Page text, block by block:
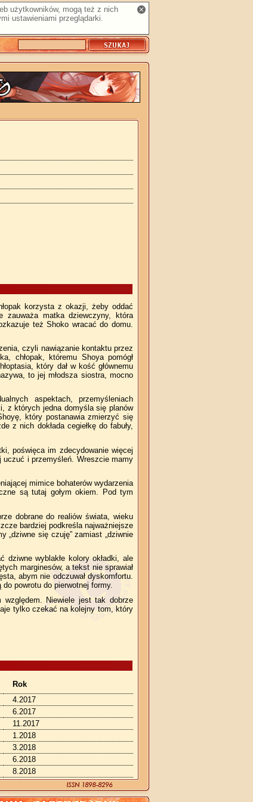
użytkowników, mogą też z nich
ustawieniami przeglądarki.
korzysta z okazji, żeby oddać
zauważa matka dziewczyny, która
też Shoko wracać do domu.
czyli nawiązanie kontaktu przez
chłopak, któremu Shoya pomógł
który dał w kość głównemu
to jej młodsza siostra, mocno
aspektach, przemyśleniach
z których jedna domyśla się planów
który postanawia zmierzyć się
z nich dokłada cegiełkę do fabuły,
poświęca im zdecydowanie więcej
uczuć i przemyśleń. Wreszcie mamy
mimice bohaterów wydarzenia
są tutaj gołym okiem. Pod tym
dobrane do realiów świata, wieku
bardziej podkreśla najważniejsze
„dziwne się czuję” zamiast „dziwnie
wyblakłe kolory okładki, ale
marginesów, a tekst nie sprawiał
abym nie odczuwał dyskomfortu.
powrotu do pierwotnej formy.
Niewiele jest tak dobrze
tylko czekać na kolejny tom, który
Rok
4.2017
6.2017
11.2017
1.2018
3.2018
6.2018
8.2018